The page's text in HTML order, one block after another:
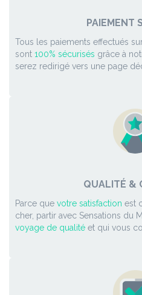
PAIEMENT
Tous les paiements effectués
sont 100% sécurisés grâce à
serez redirigé vers une page
QUALITÉ &
Parce que votre satisfaction est
cher, partir avec Sensations du
voyage de qualité et qui vous